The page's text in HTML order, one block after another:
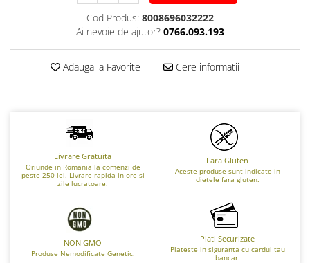
Cod Produs: 8008696032222
Ai nevoie de ajutor? 0766.093.193
Adauga la Favorite Cere informatii
Livrare Gratuita
Oriunde in Romania la comenzi de
peste 250 lei. Livrare rapida in ore si
zile lucratoare.
Fara Gluten
Aceste produse sunt indicate in
dietele fara gluten.
NON GMO
Produse Nemodificate Genetic.
Plati Securizate
Plateste in siguranta cu cardul tau
bancar.